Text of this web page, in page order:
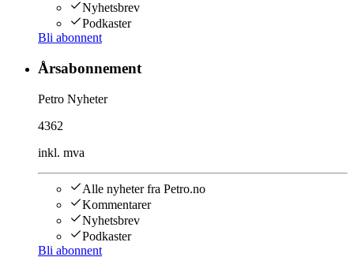
Nyhetsbrev
Podkaster
Bli abonnent
Årsabonnement
Petro Nyheter
4362
inkl. mva
Alle nyheter fra Petro.no
Kommentarer
Nyhetsbrev
Podkaster
Bli abonnent